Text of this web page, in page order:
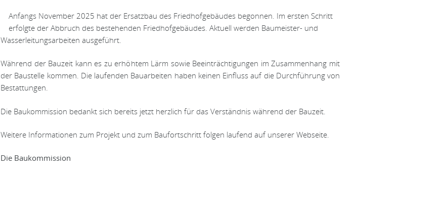
Anfangs November 2025 hat der Ersatzbau des Friedhofgebäudes begonnen. Im ersten Schritt
erfolgte der Abbruch des bestehenden Friedhofgebäudes. Aktuell werden Baumeister- und
Wasserleitungsarbeiten ausgeführt.
Während der Bauzeit kann es zu erhöhtem Lärm sowie Beeinträchtigungen im Zusammenhang mit
der Baustelle kommen. Die laufenden Bauarbeiten haben keinen Einfluss auf die Durchführung von
Bestattungen.
Die Baukommission bedankt sich bereits jetzt herzlich für das Verständnis während der Bauzeit.
Weitere Informationen zum Projekt und zum Baufortschritt folgen laufend auf unserer Webseite.
Die Baukommission